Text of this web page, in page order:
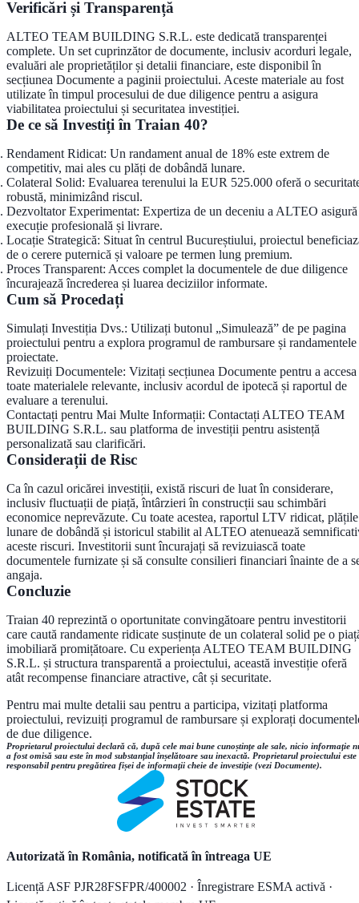
Verificări și Transparență
ALTEO TEAM BUILDING S.R.L. este dedicată transparenței
complete. Un set cuprinzător de documente, inclusiv acorduri legale,
evaluări ale proprietăților și detalii financiare, este disponibil în
secțiunea Documente a paginii proiectului. Aceste materiale au fost
utilizate în timpul procesului de due diligence pentru a asigura
viabilitatea proiectului și securitatea investiției.
De ce să Investiți în Traian 40?
Rendament Ridicat: Un randament anual de 18% este extrem de
competitiv, mai ales cu plăți de dobândă lunare.
Colateral Solid: Evaluarea terenului la EUR 525.000 oferă o
robustă, minimizând riscul.
Dezvoltator Experimentat: Expertiza de un deceniu a ALTEO asigură
execuție profesională și livrare.
Locație Strategică: Situat în centrul Bucureștiului, proiectul
de o cerere puternică și valoare pe termen lung premium.
Proces Transparent: Acces complet la documentele de due diligence
încurajează încrederea și luarea deciziilor informate.
Cum să Procedați
Simulați Investiția Dvs.: Utilizați butonul „Simulează” de pe pagina
proiectului pentru a explora programul de rambursare și randamentele
proiectate.
Revizuiți Documentele: Vizitați secțiunea Documente pentru a accesa
toate materialele relevante, inclusiv acordul de ipotecă și raportul de
evaluare a terenului.
Contactați pentru Mai Multe Informații: Contactați ALTEO TEAM
BUILDING S.R.L. sau platforma de investiții pentru asistență
personalizată sau clarificări.
Considerații de Risc
Ca în cazul oricărei investiții, există riscuri de luat în considerare,
inclusiv fluctuații de piață, întârzieri în construcții sau schimbări
economice neprevăzute. Cu toate acestea, raportul LTV ridicat, plățile
lunare de dobândă și istoricul stabilit al ALTEO atenuează
aceste riscuri. Investitorii sunt încurajați să revizuiască toate
documentele furnizate și să consulte consilieri financiari înainte de a
angaja.
Concluzie
Traian 40 reprezintă o oportunitate convingătoare pentru investitorii
care caută randamente ridicate susținute de un colateral solid pe o
imobiliară promițătoare. Cu experiența ALTEO TEAM BUILDING
S.R.L. și structura transparentă a proiectului, această investiție oferă
atât recompense financiare atractive, cât și securitate.
Pentru mai multe detalii sau pentru a participa, vizitați platforma
proiectului, revizuiți programul de rambursare și explorați
de due diligence.
Proprietarul proiectului declară că, după cele mai bune cunoștințe ale sale, nicio informație
a fost omisă sau este în mod substanțial înșelătoare sau inexactă. Proprietarul proiectului este
responsabil pentru pregătirea fișei de informații cheie de investiție (vezi Documente).
Autorizată în România, notificată în întreaga UE
Licență ASF PJR28FSFPR/400002 · Înregistrare ESMA activă ·